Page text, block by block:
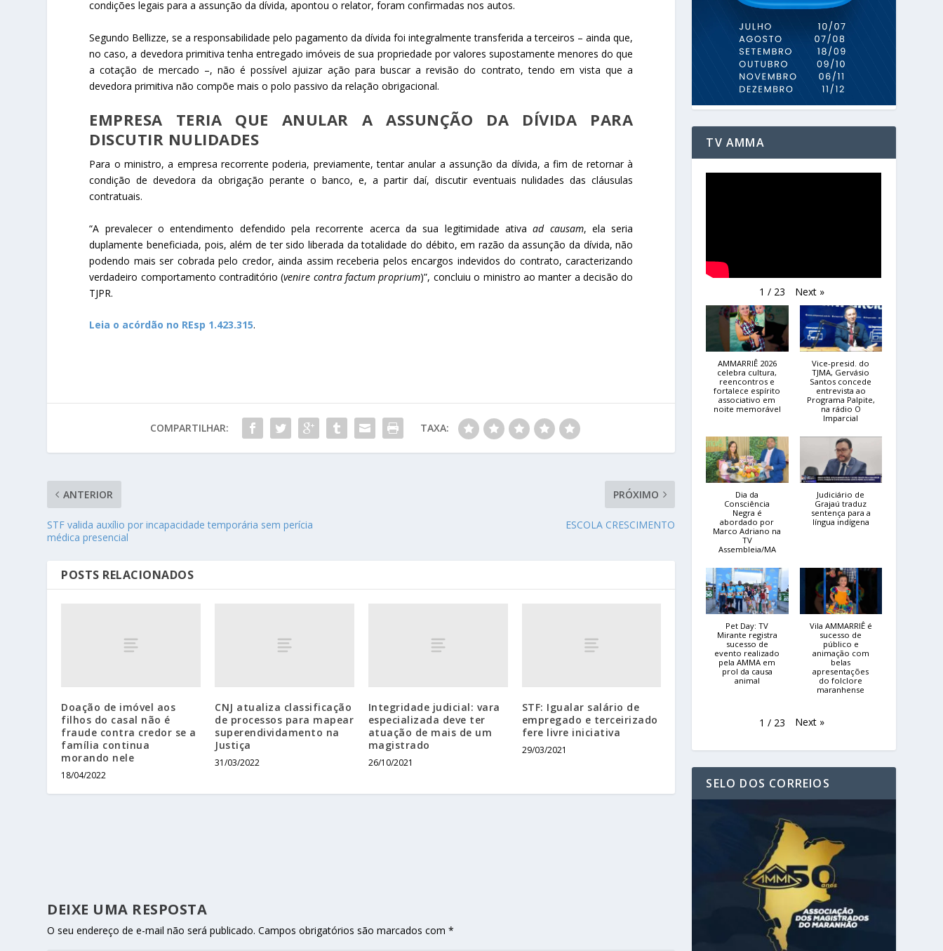
condições legais para a assunção da dívida, apontou o relator, foram confirmadas nos autos.
Segundo Bellizze, se a responsabilidade pelo pagamento da dívida foi integralmente transferida a terceiros – ainda que,
no caso, a devedora primitiva tenha entregado imóveis de sua propriedade por valores supostamente menores do que
a cotação de mercado –, não é possível ajuizar ação para buscar a revisão do contrato, tendo em vista que a
devedora primitiva não compõe mais o polo passivo da relação obrigacional.
EMPRESA TERIA QUE ANULAR A ASSUNÇÃO DA DÍVIDA PARA
DISCUTIR NULIDADES
Para o ministro, a empresa recorrente poderia, previamente, tentar anular a assunção da dívida, a fim de retornar à
condição de devedora da obrigação perante o banco, e, a partir daí, discutir eventuais nulidades das cláusulas
contratuais.
“A prevalecer o entendimento defendido pela recorrente acerca da sua legitimidade ativaad causam, ela seria
duplamente beneficiada, pois, além de ter sido liberada da totalidade do débito, em razão da assunção da dívida, não
podendo mais ser cobrada pelo credor, ainda assim receberia pelos encargos indevidos do contrato, caracterizando
verdadeiro comportamento contraditório (venire contra factum proprium)”, concluiu o ministro ao manter a decisão do
TJPR.
Leia o acórdão no REsp 1.423.315.
COMPARTILHAR: TAXA:
ANTERIOR
STF valida auxílio por incapacidade temporária sem perícia
médica presencial
PRÓXIMO
ESCOLA CRESCIMENTO
POSTS RELACIONADOS
Doação de imóvel aos
filhos do casal não é
fraude contra credor se a
família continua
morando nele
18/04/2022
CNJ atualiza classificação
de processos para mapear
superendividamento na
Justiça
31/03/2022
Integridade judicial: vara
especializada deve ter
atuação de mais de um
magistrado
26/10/2021
STF: Igualar salário de
empregado e terceirizado
fere livre iniciativa
29/03/2021
DEIXE UMA RESPOSTA
O seu endereço de e-mail não será publicado. Campos obrigatórios são marcados com*
TV AMMA
1 / 23 Next »
AMMARRIÊ 2026
celebra cultura,
reencontros e
fortalece espírito
associativo em
noite memorável
Vice-presid. do
TJMA, Gervásio
Santos concede
entrevista ao
Programa Palpite,
na rádio O
Imparcial
Dia da
Consciência
Negra é
abordado por
Marco Adriano na
TV
Assembleia/MA
Judiciário de
Grajaú traduz
sentença para a
língua indígena
Pet Day: TV
Mirante registra
sucesso de
evento realizado
pela AMMA em
prol da causa
animal
Vila AMMARRIÊ é
sucesso de
público e
animação com
belas
apresentações
do folclore
maranhense
1 / 23 Next »
SELO DOS CORREIOS